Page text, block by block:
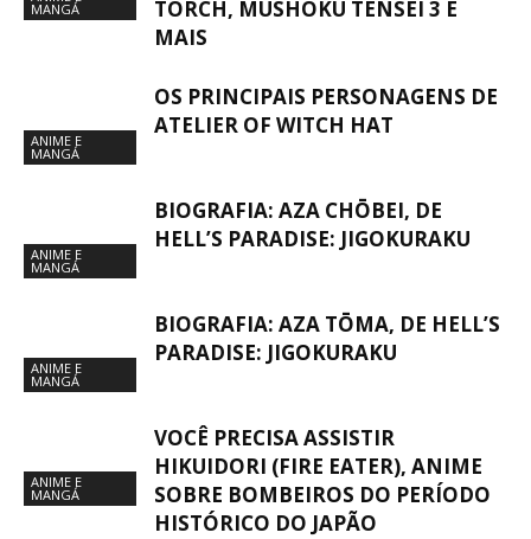
MANGÁ
TORCH, MUSHOKU TENSEI 3 E
MAIS
ANIME E
MANGÁ
OS PRINCIPAIS PERSONAGENS DE
ATELIER OF WITCH HAT
ANIME E
MANGÁ
BIOGRAFIA: AZA CHŌBEI, DE
HELL’S PARADISE: JIGOKURAKU
ANIME E
MANGÁ
BIOGRAFIA: AZA TŌMA, DE HELL’S
PARADISE: JIGOKURAKU
ANIME E
MANGÁ
VOCÊ PRECISA ASSISTIR
HIKUIDORI (FIRE EATER), ANIME
SOBRE BOMBEIROS DO PERÍODO
HISTÓRICO DO JAPÃO